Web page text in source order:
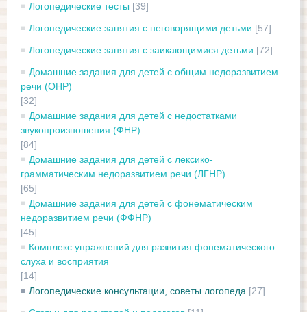
Логопедические тесты [39]
Логопедические занятия с неговорящими детьми [57]
Логопедические занятия с заикающимися детьми [72]
Домашние задания для детей с общим недоразвитием
речи (ОНР)
[32]
Домашние задания для детей с недостатками
звукопроизношения (ФНР)
[84]
Домашние задания для детей с лексико-
грамматическим недоразвитием речи (ЛГНР)
[65]
Домашние задания для детей с фонематическим
недоразвитием речи (ФФНР)
[45]
Комплекс упражнений для развития фонематического
слуха и восприятия
[14]
Логопедические консультации, советы логопеда [27]